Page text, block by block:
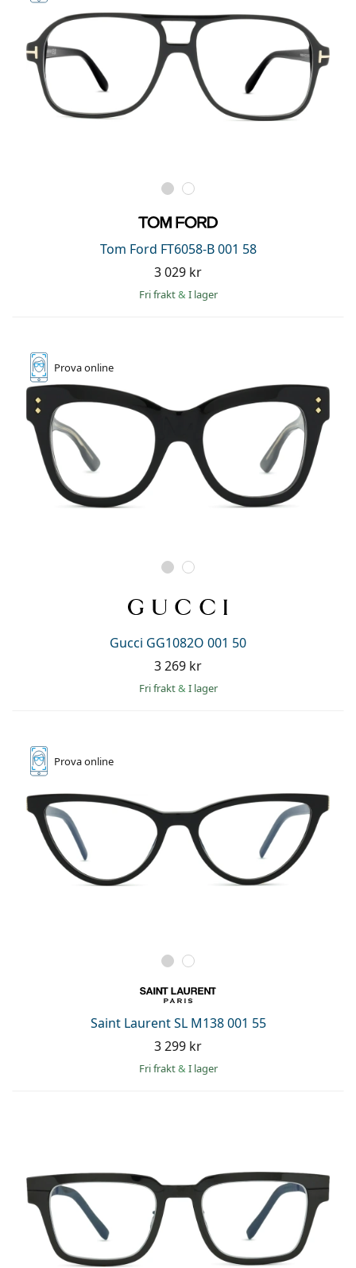
Tom Ford FT6058-B 001 58
3 029 kr
Fri frakt& I lager
Prova online
Gucci GG1082O 001 50
3 269 kr
Fri frakt& I lager
Prova online
Saint Laurent SL M138 001 55
3 299 kr
Fri frakt& I lager